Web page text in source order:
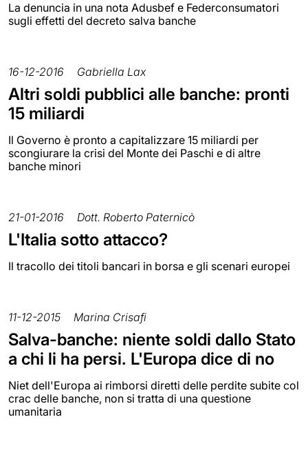
La denuncia in una nota Adusbef e Federconsumatori
sugli effetti del decreto salva banche
16-12-2016 Gabriella Lax
Altri soldi pubblici alle banche: pronti
15 miliardi
Il Governo è pronto a capitalizzare 15 miliardi per
scongiurare la crisi del Monte dei Paschi e di altre
banche minori
21-01-2016 Dott. Roberto Paternicò
L'Italia sotto attacco?
Il tracollo dei titoli bancari in borsa e gli scenari europei
11-12-2015 Marina Crisafi
Salva-banche: niente soldi dallo Stato
a chi li ha persi. L'Europa dice di no
Niet dell'Europa ai rimborsi diretti delle perdite subite col
crac delle banche, non si tratta di una questione
umanitaria